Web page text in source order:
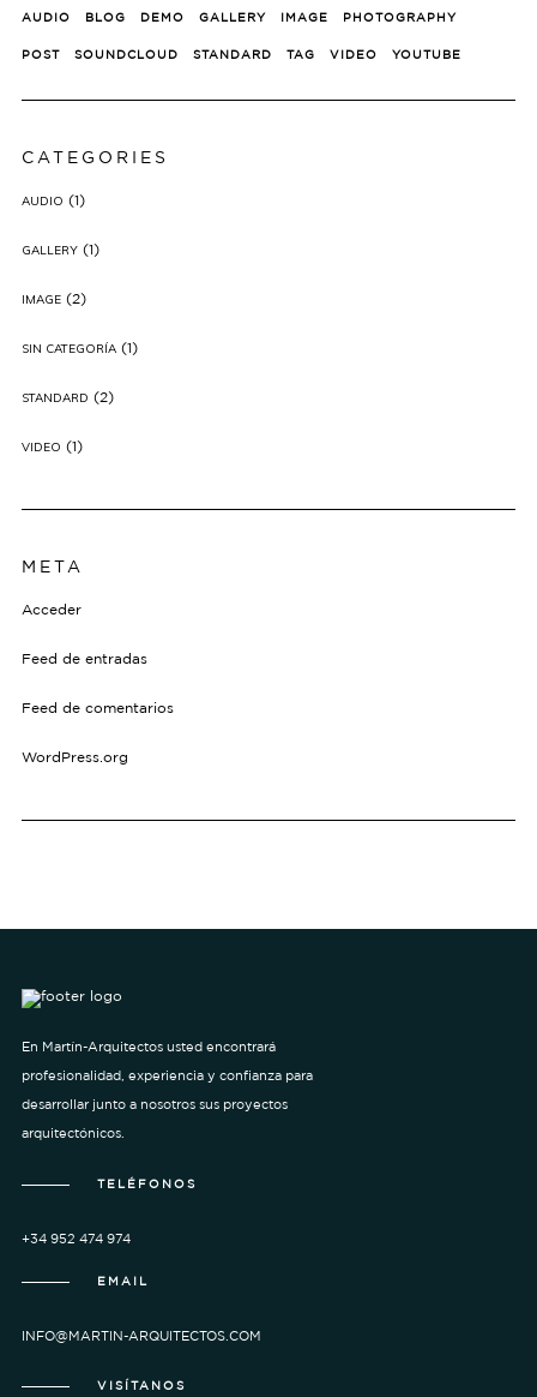
AUDIO BLOG DEMO GALLERY IMAGE PHOTOGRAPHY
POST SOUNDCLOUD STANDARD TAG VIDEO YOUTUBE
CATEGORIES
AUDIO (1)
GALLERY(1)
IMAGE(2)
SIN CATEGORÍA(1)
STANDARD (2)
VIDEO (1)
META
Acceder
Feed de entradas
Feed de comentarios
WordPress.org
En Martín-Arquitectos usted encontrará
profesionalidad, experiencia y confianza para
desarrollar junto a nosotros sus proyectos
arquitectónicos.
TELÉFONOS
+34 952 474 974
EMAIL
INFO@MARTIN-ARQUITECTOS.COM
VISÍTANOS